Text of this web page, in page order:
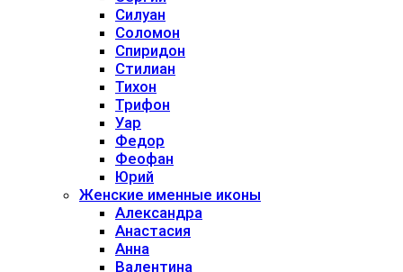
Силуан
Соломон
Спиридон
Стилиан
Тихон
Трифон
Уар
Федор
Феофан
Юрий
Женские именные иконы
Александра
Анастасия
Анна
Валентина